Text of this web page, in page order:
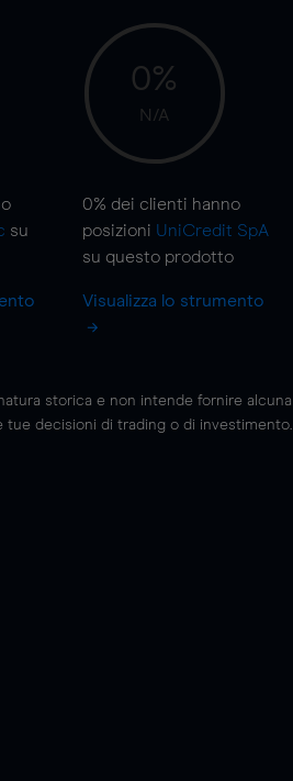
su
0%
N/A
0% dei clienti hanno
posizioni UniCredit SpA
su questo prodotto
Visualizza lo strumento
storica e non intende fornire alcuna
tue decisioni di trading o di investimento.